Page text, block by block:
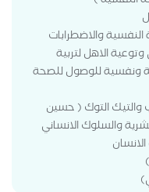
والاضطرابات
الاهل لتربية
ونفسية للوصول للصحة
التوك ( حسين
والسلوك الانساني